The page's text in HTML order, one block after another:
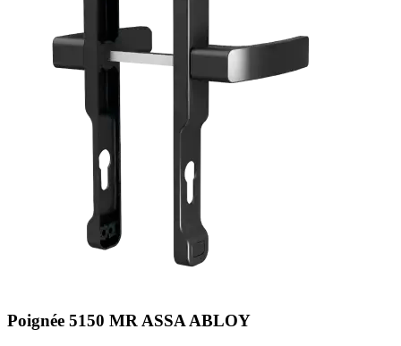
Poignée 5150 MR ASSA ABLOY